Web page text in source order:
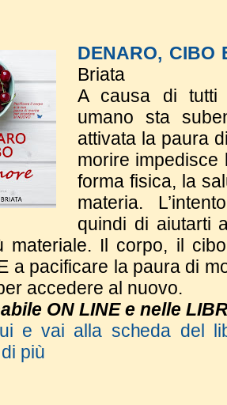
DENARO, CIBO
Briata
A causa di tutti
umano sta
attivata la paura
morire
forma fisica, la
materia.
quindi di aiutarti
materiale. Il corpo, il
a pacificare la paura di
accedere al nuovo.
ON LINE e nelle
e vai alla scheda del
più